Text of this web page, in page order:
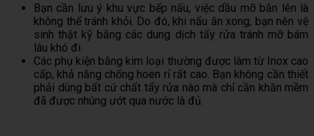
Bạn cần lưu ý khu vực bếp nấu, việc dầu mỡ bắn lên là
không thể tránh khỏi. Do đó, khi nấu ăn xong, bạn nên vệ
sinh thật kỹ bằng các dung dịch tẩy rửa tránh mỡ bám
lâu khó đi.
Các phụ kiện bằng kim loại thường được làm từ Inox cao
cấp, khả năng chống hoen rỉ rất cao. Bạn không cần thiết
phải dùng bất cứ chất tẩy rửa nào mà chỉ cần khăn mềm
đã được nhúng ướt qua nước là đủ.